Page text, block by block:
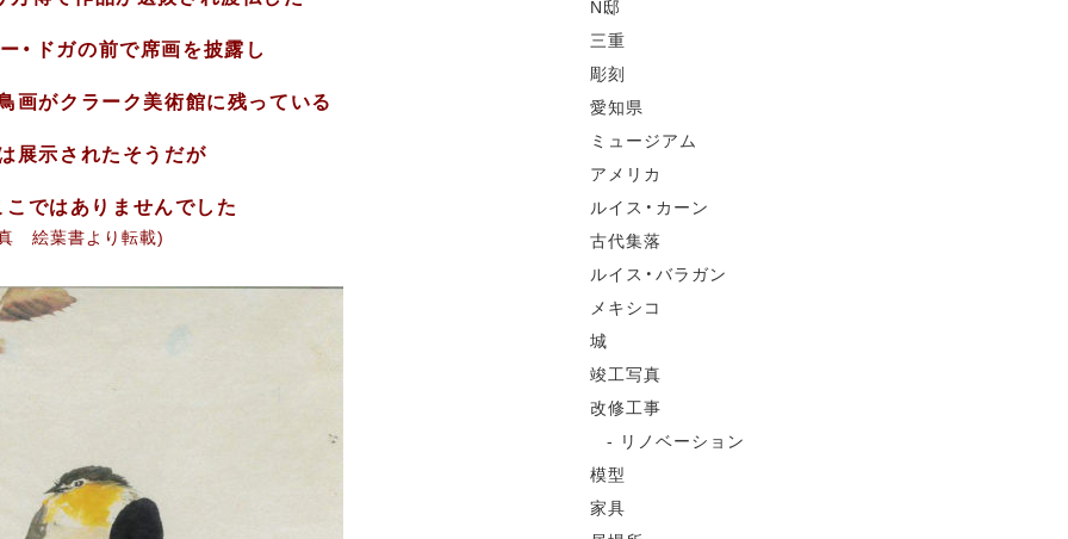
・ドガの前で席画を披露し
画がクラーク美術館に残っている
展示されたそうだが
ではありませんでした
絵葉書より転載)
N邸
三重
彫刻
愛知県
ミュージアム
アメリカ
ルイス・カーン
古代集落
ルイス・バラガン
メキシコ
城
竣工写真
改修工事
リノベーション
模型
家具